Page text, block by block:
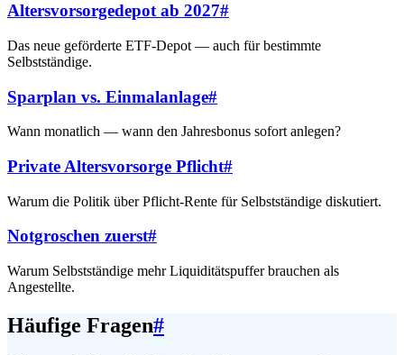
Altersvorsorgedepot ab 2027#
Das neue geförderte ETF-Depot — auch für bestimmte
Selbstständige.
Sparplan vs. Einmalanlage#
Wann monatlich — wann den Jahresbonus sofort anlegen?
Private Altersvorsorge Pflicht#
Warum die Politik über Pflicht-Rente für Selbstständige diskutiert.
Notgroschen zuerst#
Warum Selbstständige mehr Liquiditätspuffer brauchen als
Angestellte.
Häufige Fragen#